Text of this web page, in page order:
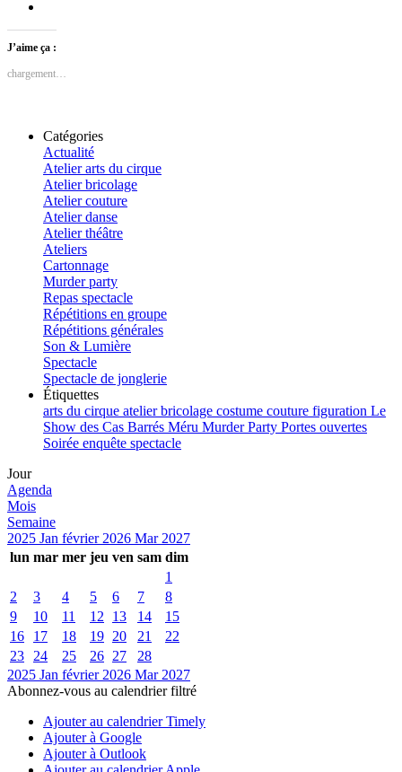
J’aime ça :
chargement…
Catégories
Actualité
Atelier arts du cirque
Atelier bricolage
Atelier couture
Atelier danse
Atelier théâtre
Ateliers
Cartonnage
Murder party
Repas spectacle
Répétitions en groupe
Répétitions générales
Son & Lumière
Spectacle
Spectacle de jonglerie
Étiquettes
arts du cirque atelierbricolage costume couture figuration Le
Show des Cas Barrés Méru Murder Party Portes ouvertes
Soirée enquête spectacle
Jour
Agenda
Mois
Semaine
2025 Jan février 2026 Mar 2027
lun mar mer jeu ven sam dim
1
2
3 4 5 6 7
8
9
10 11 12 13 14
15
16
17 18 19 20 21
22
23
24 25 26 27
28
2025 Jan février 2026 Mar 2027
Abonnez-vous au calendrier filtré
Ajouter au calendrier Timely
Ajouter à Google
Ajouter à Outlook